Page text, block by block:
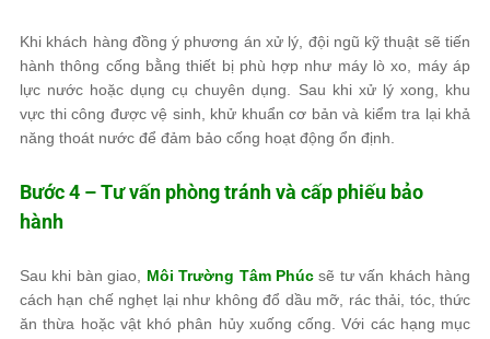
Khi khách hàng đồng ý phương án xử lý, đội ngũ kỹ thuật sẽ tiến
hành thông cống bằng thiết bị phù hợp như máy lò xo, máy áp
lực nước hoặc dụng cụ chuyên dụng. Sau khi xử lý xong, khu
vực thi công được vệ sinh, khử khuẩn cơ bản và kiểm tra lại khả
năng thoát nước để đảm bảo cống hoạt động ổn định.
Bước 4 – Tư vấn phòng tránh và cấp phiếu bảo
hành
Sau khi bàn giao, Môi Trường Tâm Phúcsẽ tư vấn khách hàng
cách hạn chế nghẹt lại như không đổ dầu mỡ, rác thải, tóc, thức
ăn thừa hoặc vật khó phân hủy xuống cống. Với các hạng mục